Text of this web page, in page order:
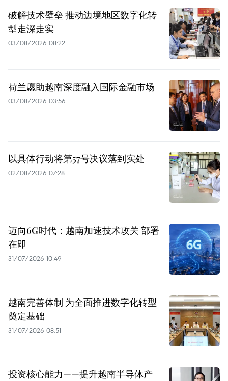
破解技术壁垒 推动边境地区数字化转
型走深走实
03/08/2026 08:22
荷兰愿助越南深度融入国际金融市场
03/08/2026 03:56
以具体行动将第57号决议落到实处
02/08/2026 07:28
迈向6G时代：越南加速技术攻关 部署
在即
31/07/2026 10:49
越南完善体制 为全面推进数字化转型
奠定基础
31/07/2026 08:51
投资核心能力——提升越南半导体产